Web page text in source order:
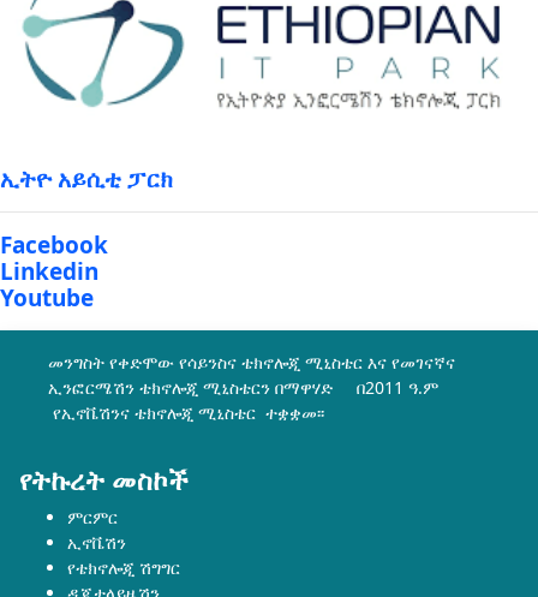
ኢትዮ አይሲቲ ፓርክ
Facebook
Linkedin
Youtube
መንግስት የቀድሞው የሳይንስና ቴክኖሎጂ ሚኒስቴር እና የመገናኛና
ኢንፎርሜሽን ቴክኖሎጂ ሚኒስቴርን በማዋሃድ በ2011 ዓ.ም
የኢኖቬሽንና ቴክኖሎጂ ሚኒስቴር ተቋቋመ፡፡
የትኩረት መስኮች
ምርምር
ኢኖቬሽን
የቴክኖሎጂ ሽግግር